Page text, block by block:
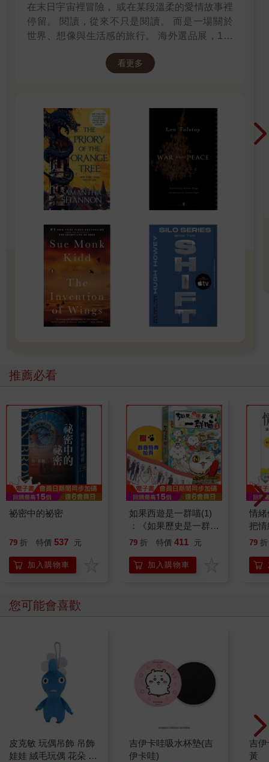
在末日宇宙裡冒險， 或在某段溫柔的愛情故事裡
停留。 閱讀，從來不只是閱讀。 而是一場關於
世界、想像與生活感的旅行。 海外選品展，1折
起 限量空運商品，先搶先贏 週週商品更新
看更多
推薦必看
祕密中的祕密
79 折 特價 537 元
加入購物車
如果西遊是一群喵(1)
：《如果歷史是一群
喵》作者最新力作，附
79 折 特價 411 元
加入購物車
情
把
誰
79 折
您可能會喜歡
皮克敏 玩偶吊飾 吊飾
娃娃 絨毛玩偶 花朵 葉
吉伊卡哇吸水杯墊(吉
伊卡哇)
吉
黃